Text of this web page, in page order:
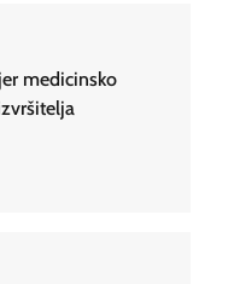
medicinsko